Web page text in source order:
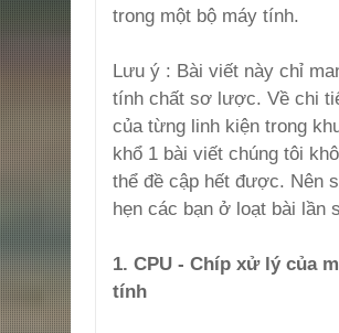
trong một bộ máy tính.
Lưu ý : Bài viết này chỉ
tính chất sơ lược. Về chi
của từng linh kiện trong
khổ 1 bài viết chúng tôi
thể đề cập hết được. Nên
hẹn các bạn ở loạt bài lần
1. CPU - Chíp xử lý của
tính